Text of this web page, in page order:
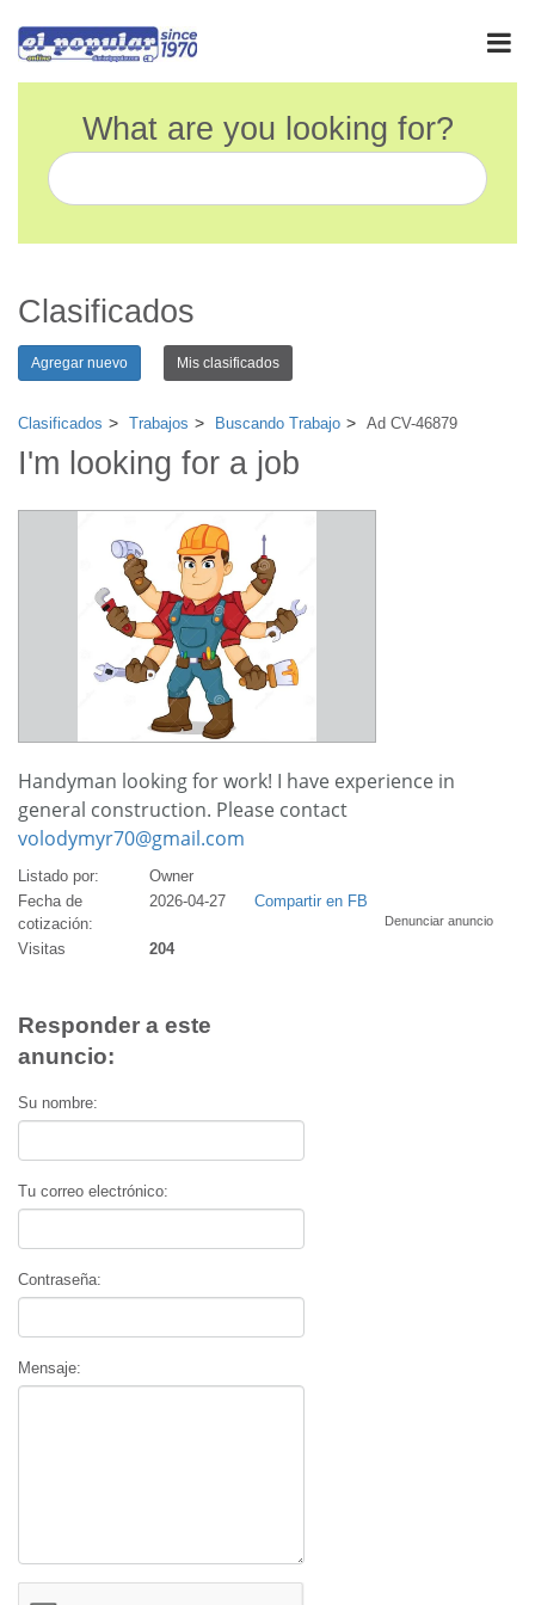
What are you looking for?
Clasificados
Agregar nuevo Mis clasificados
Clasificados Trabajos Buscando Trabajo Ad CV-46879
I'm looking for a job
Handyman looking for work! I have experience in
general construction. Please contact
volodymyr70@gmail.com
Listado por:
Owner
Fecha de
cotización:
2026-04-27 Compartir en FB
Denunciar anuncio
Visitas 204
Responder a este
anuncio:
Su nombre:
Tu correo electrónico:
Contraseña:
Mensaje: